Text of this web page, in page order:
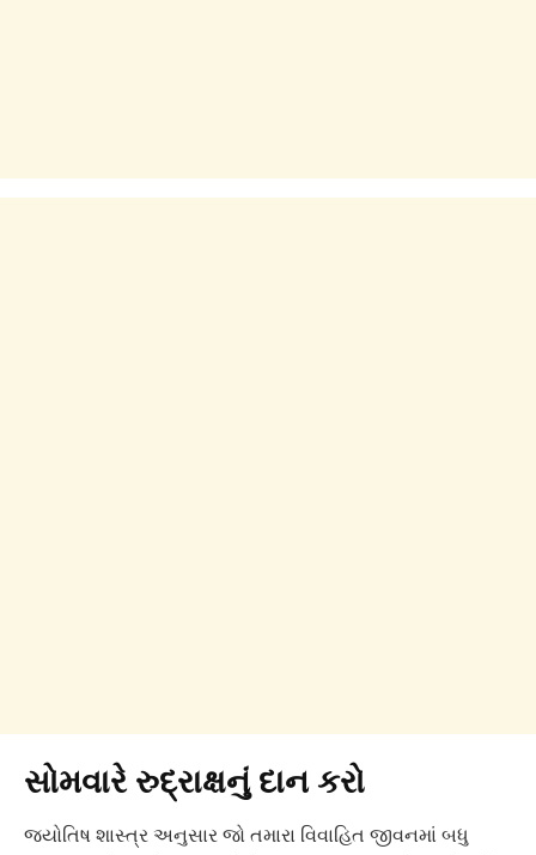
સોમવારે રુદ્રાક્ષનું દાન કરો
જ્યોતિષ શાસ્ત્ર અનુસાર જો તમારા વિવાહિત જીવનમાં બધુ